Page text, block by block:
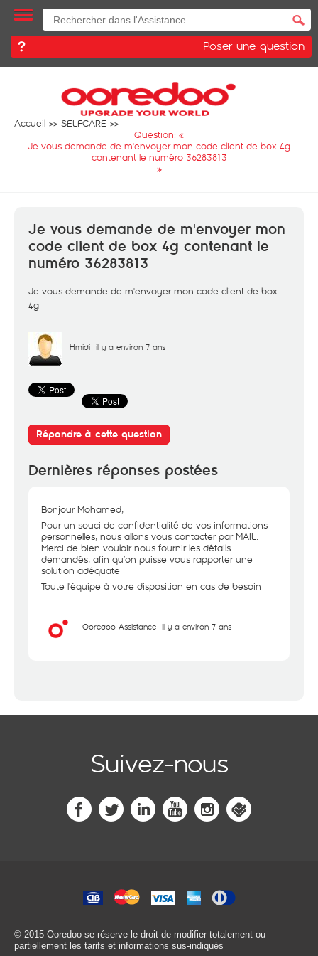
Poser une question
Accueil
SELFCARE
Question: «
Je vous demande de m'envoyer mon code client de box 4g
contenant le numéro 36283813
»
Je vous demande de m'envoyer mon
code client de box 4g contenant le
numéro 36283813
Je vous demande de m'envoyer mon code client de box
4g
Hmidi il y a environ 7 ans
Répondre à cette question
Dernières réponses postées
Bonjour Mohamed,
Pour un souci de confidentialité de vos informations
personnelles, nous allons vous contacter par MAIL.
Merci de bien vouloir nous fournir les détails
demandés, afin qu’on puisse vous rapporter une
solution adéquate
Toute l'équipe à votre disposition en cas de besoin
Ooredoo Assistance il y a environ 7 ans
Suivez-nous
© 2015 Ooredoo se réserve le droit de modifier totalement ou
partiellement les tarifs et informations sus-indiqués